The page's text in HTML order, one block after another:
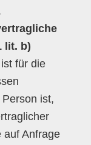
lit. b)
für die
ist,
auf Anfrage